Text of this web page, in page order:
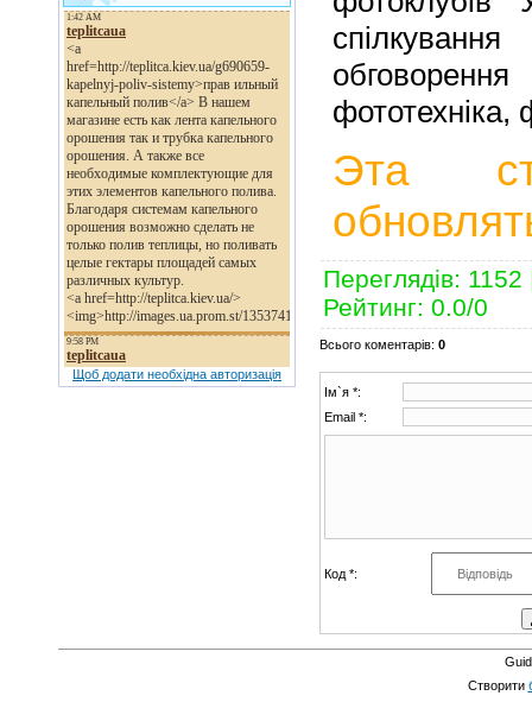
Щоб додати необхідна авторизація
Эта
Переглядів:
Рейтинг: 0.0/0
Всього коментарів: 0
Ім`я *:
Email *:
Код *:
Створити